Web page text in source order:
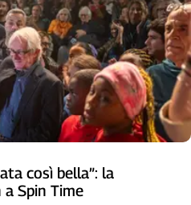
così bella”: la
Spin Time